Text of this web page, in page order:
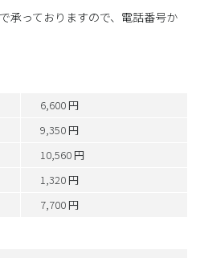
承っておりますので、電話番号か
6,600 円
9,350 円
10,560 円
1,320 円
7,700 円